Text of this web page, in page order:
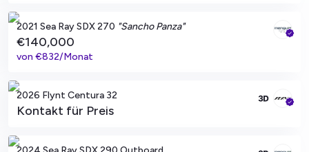
2021 Sea Ray SDX 270 "Sancho Panza"
€140,000
von €832/Monat
2026 Flynt Centura 32
Kontakt für Preis
Raalte, NL
Teulada, ES